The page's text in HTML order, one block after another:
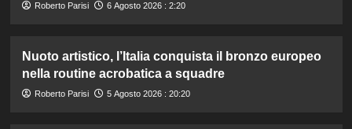
Roberto Parisi 6 Agosto 2026 : 2:20
Nuoto artistico, l’Italia conquista il bronzo europeo
nella routine acrobatica a squadre
Roberto Parisi 5 Agosto 2026 : 20:20